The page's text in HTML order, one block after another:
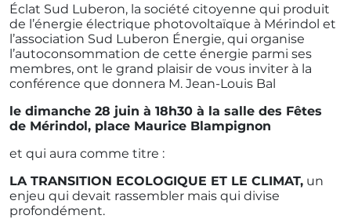
Éclat Sud Luberon, la société citoyenne qui produit
de l’énergie électrique photovoltaïque à Mérindol et
l’association Sud Luberon Énergie, qui organise
l’autoconsommation de cette énergie parmi ses
membres, ont le grand plaisir de vous inviter à la
conférence que donnera M. Jean-Louis Bal
le dimanche 28 juin à 18h30 à la salle des Fêtes
de Mérindol, place Maurice Blampignon
et qui aura comme titre :
LA TRANSITION ECOLOGIQUE ET LE CLIMAT, un
enjeu qui devait rassembler mais qui divise
profondément.